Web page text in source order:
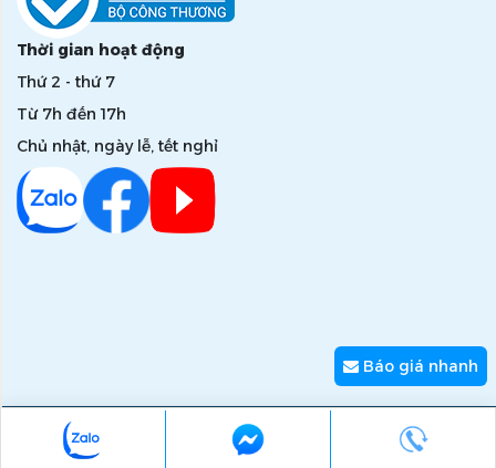
Thời gian hoạt động
Thứ 2 - thứ 7
Từ 7h đến 17h
Chủ nhật, ngày lễ, tết nghỉ
Copyright © 2026 zumi.com.vn - Giải pháp nâng tầm giá trị
thương hiệu
Báo giá nhanh